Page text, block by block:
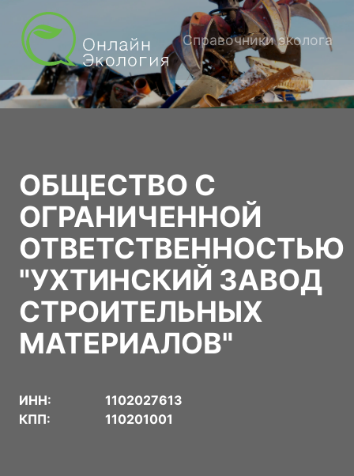
Справочники эколога
ОБЩЕСТВО С
ОГРАНИЧЕННОЙ
ОТВЕТСТВЕННОСТЬЮ
"УХТИНСКИЙ ЗАВОД
СТРОИТЕЛЬНЫХ
МАТЕРИАЛОВ"
ИНН:
1102027613
КПП:
110201001